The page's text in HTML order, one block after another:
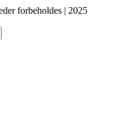
forbeholdes | 2025